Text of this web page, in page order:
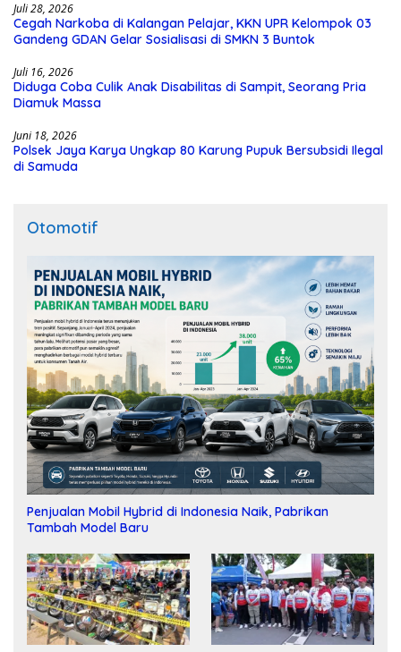
Juli 28, 2026
Cegah Narkoba di Kalangan Pelajar, KKN UPR Kelompok 03
Gandeng GDAN Gelar Sosialisasi di SMKN 3 Buntok
Juli 16, 2026
Diduga Coba Culik Anak Disabilitas di Sampit, Seorang Pria
Diamuk Massa
Juni 18, 2026
Polsek Jaya Karya Ungkap 80 Karung Pupuk Bersubsidi Ilegal
di Samuda
Otomotif
Penjualan Mobil Hybrid di Indonesia Naik, Pabrikan
Tambah Model Baru